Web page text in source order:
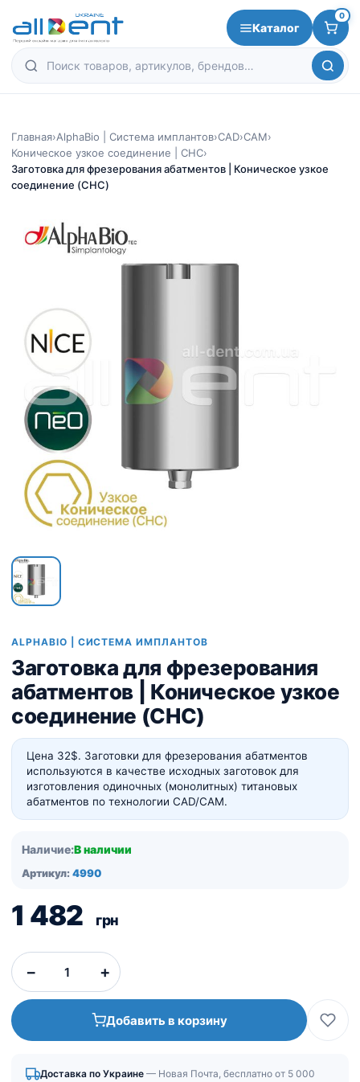
Каталог
0
Главная›AlphaBio | Система имплантов›CAD›CAM›
Коническое узкое соединение | CHC›
Заготовка для фрезерования абатментов | Коническое узкое
соединение (CHC)
ALPHABIO | СИСТЕМА ИМПЛАНТОВ
Заготовка для фрезерования
абатментов | Коническое узкое
соединение (CHC)
Цена 32$. Заготовки для фрезерования абатментов
используются в качестве исходных заготовок для
изготовления одиночных (монолитных) титановых
абатментов по технологии CAD/CAM.
Наличие:В наличии
Артикул: 4990
1 482 грн
− +
Добавить в корзину
Доставка по Украине — Новая Почта, бесплатно от 5 000